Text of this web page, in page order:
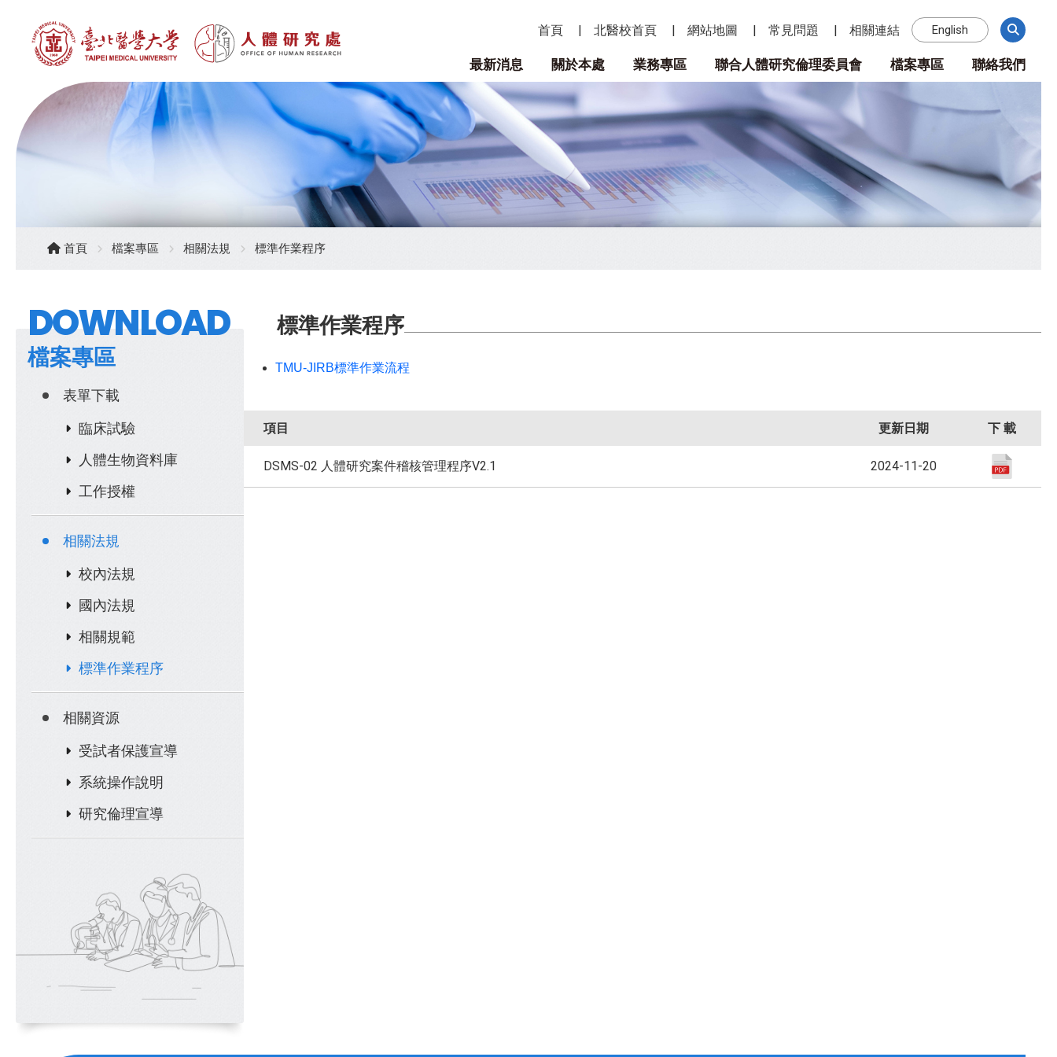
首頁 北醫校首頁 網站地圖 常見問題 相關連結 English
最新消息 關於本處 業務專區 聯合人體研究倫理委員會 檔案專區 聯絡我們
首頁 檔案專區 相關法規 標準作業程序
DOWNLOAD
檔案專區
表單下載
臨床試驗
人體生物資料庫
工作授權
相關法規
校內法規
國內法規
相關規範
標準作業程序
相關資源
受試者保護宣導
系統操作說明
研究倫理宣導
標準作業程序
TMU-JIRB標準作業流程
項目 更新日期 下 載
DSMS-02 人體研究案件稽核管理程序V2.1 2024-11-20